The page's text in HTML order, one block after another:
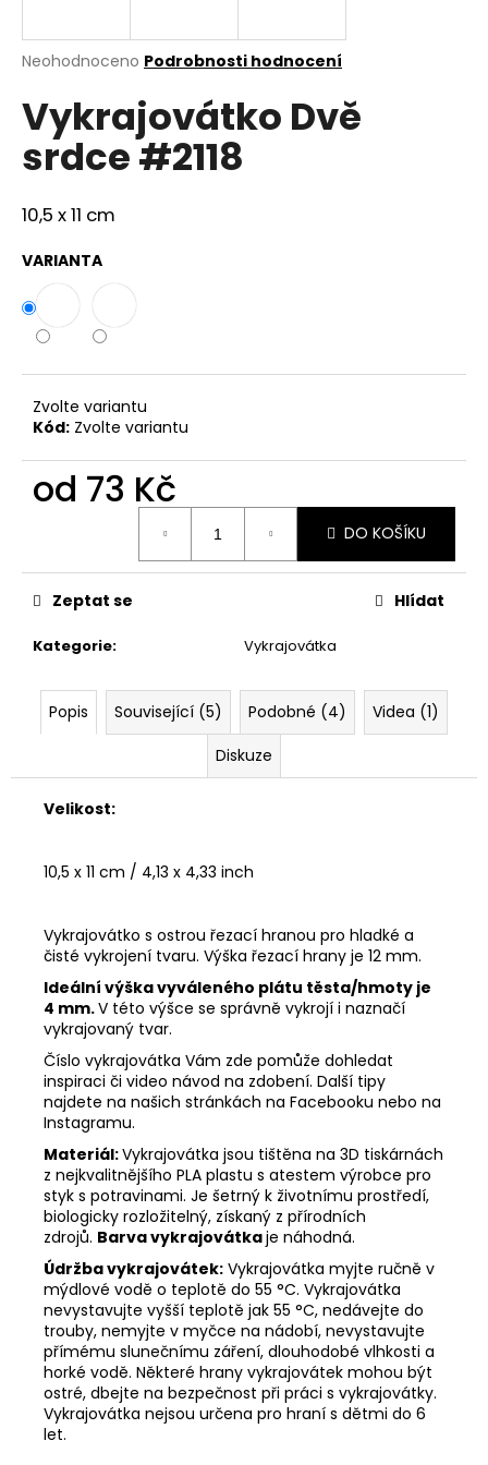
Průměrné
produktu
je
z
hvězdiček.
Neohodnoceno Podrobnosti hodnocení
Vykrajovátko Dvě
srdce #2118
10,5 x 11 cm
VARIANTA
Zvolte variantu
Kód: Zvolte variantu
od 73 Kč
DO KOŠÍKU
Kategorie: Vykrajovátka
Zeptat se Hlídat
Popis Související (5) Podobné (4)
Videa (1)
Diskuze
Velikost:
10,5 x 11 cm / 4,13 x 4,33 inch
Vykrajovátko s ostrou řezací hranou pro hladké a
čisté vykrojení tvaru. Výška řezací hrany je 12 mm.
Ideální výška vyváleného plátu těsta/hmoty je
4 mm.V této výšce se správně vykrojí i naznačí
vykrajovaný tvar.
Číslo vykrajovátka Vám zde pomůže dohledat
inspiraci či video návod na zdobení. Další tipy
najdete na našich stránkách na Facebooku nebo na
Instagramu.
Materiál:Vykrajovátka jsou tištěna na 3D tiskárnách
z nejkvalitnějšího PLA plastu s atestem výrobce pro
styk s potravinami. Je šetrný k životnímu prostředí,
biologicky rozložitelný, získaný z přírodních
zdrojů. Barva vykrajovátkaje náhodná.
Údržba vykrajovátek: Vykrajovátka myjte ručně v
mýdlové vodě o teplotě do 55 °C. Vykrajovátka
nevystavujte vyšší teplotě jak 55 °C, nedávejte do
trouby, nemyjte v myčce na nádobí, nevystavujte
přímému slunečnímu záření, dlouhodobé vlhkosti a
horké vodě. Některé hrany vykrajovátek mohou být
ostré, dbejte na bezpečnost při práci s vykrajovátky.
Vykrajovátka nejsou určena pro hraní s dětmi do 6
let.
j
t
?
D
o
p
o
u
č
m
e
ZAJÍČCI
#1515
49